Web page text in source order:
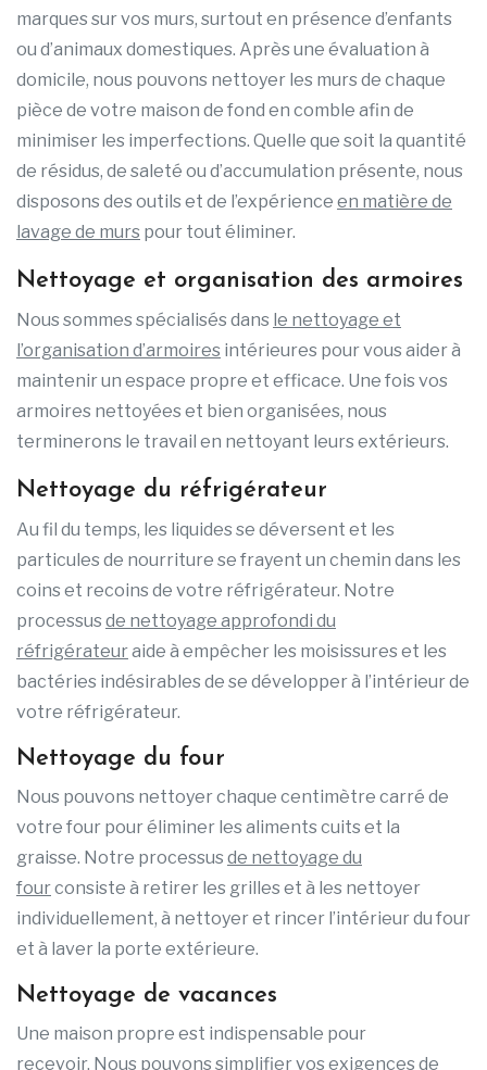
marques sur vos murs, surtout en présence d’enfants
ou d’animaux domestiques. Après une évaluation à
domicile, nous pouvons nettoyer les murs de chaque
pièce de votre maison de fond en comble afin de
minimiser les imperfections. Quelle que soit la quantité
de résidus, de saleté ou d’accumulation présente, nous
disposons des outils et de l’expérience en matière de
lavage de murs pour tout éliminer.
Nettoyage et organisation des armoires
Nous sommes spécialisés dans le nettoyage et
l’organisation d’armoires intérieures pour vous aider à
maintenir un espace propre et efficace. Une fois vos
armoires nettoyées et bien organisées, nous
terminerons le travail en nettoyant leurs extérieurs.
Nettoyage du réfrigérateur
Au fil du temps, les liquides se déversent et les
particules de nourriture se frayent un chemin dans les
coins et recoins de votre réfrigérateur. Notre
processus de nettoyage approfondi du
réfrigérateuraide à empêcher les moisissures et les
bactéries indésirables de se développer à l’intérieur de
votre réfrigérateur.
Nettoyage du four
Nous pouvons nettoyer chaque centimètre carré de
votre four pour éliminer les aliments cuits et la
graisse. Notre processus de nettoyage du
fourconsiste à retirer les grilles et à les nettoyer
individuellement, à nettoyer et rincer l’intérieur du four
et à laver la porte extérieure.
Nettoyage de vacances
Une maison propre est indispensable pour
recevoir. Nous pouvons simplifier vos exigences de